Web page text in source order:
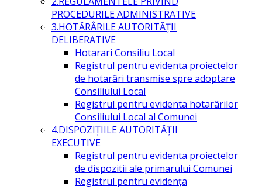
PROCEDURILE ADMINISTRATIVE
3.HOTĂRÂRILE AUTORITĂŢII
DELIBERATIVE
Hotarari Consiliu Local
Registrul pentru evidenta proiectelor
de hotarâri transmise spre adoptare
Consiliului Local
Registrul pentru evidenta hotarârilor
Consiliului Local al Comunei
4.DISPOZIŢIILE AUTORITĂŢII
EXECUTIVE
Registrul pentru evidenta proiectelor
de dispozitii ale primarului Comunei
Registrul pentru evidența